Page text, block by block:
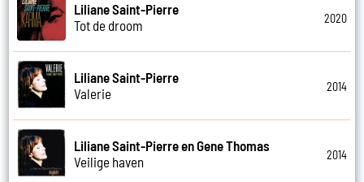
Liliane Saint-Pierre
Tot de droom
2020
Liliane Saint-Pierre
Valerie
2014
Liliane Saint-Pierre en Gene Thomas
Veilige haven
2014